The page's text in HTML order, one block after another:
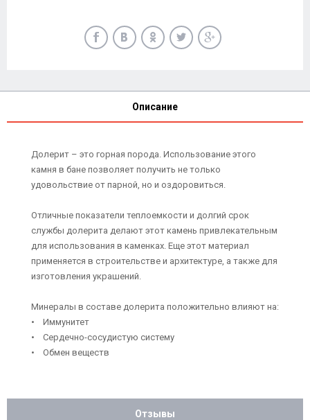
Описание
Долерит – это горная порода. Использование этого
камня в бане позволяет получить не только
удовольствие от парной, но и оздоровиться.
Отличные показатели теплоемкости и долгий срок
службы долерита делают этот камень привлекательным
для использования в каменках. Еще этот материал
применяется в строительстве и архитектуре, а также для
изготовления украшений.
Минералы в составе долерита положительно влияют на:
• Иммунитет
• Сердечно-сосудистую систему
• Обмен веществ
Отзывы